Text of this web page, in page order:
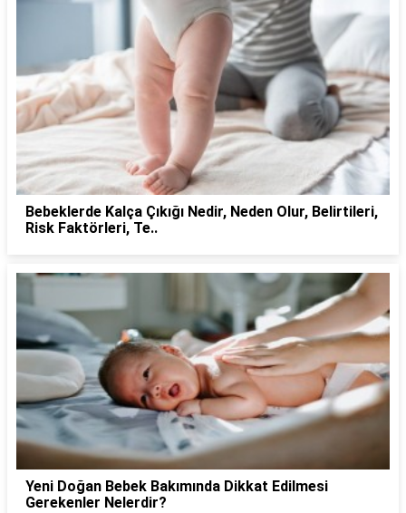
Bebeklerde Kalça Çıkığı Nedir, Neden Olur, Belirtileri,
Risk Faktörleri, Te..
Yeni Doğan Bebek Bakımında Dikkat Edilmesi
Gerekenler Nelerdir?